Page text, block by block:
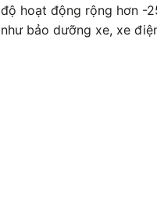
độ hoạt động rộng hơn -
như bảo dưỡng xe, xe